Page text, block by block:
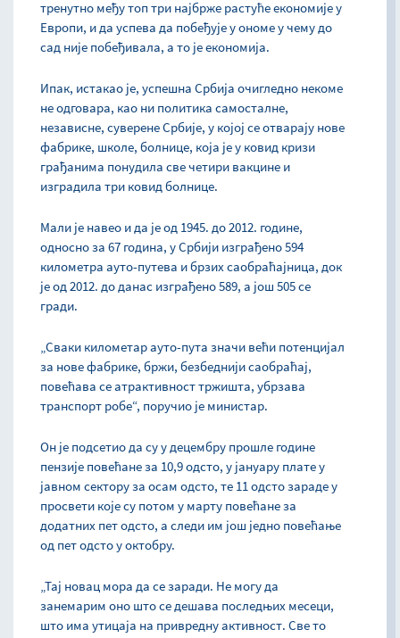
тренутно међу топ три најбрже растуће економије у
Европи, и да успева да побеђује у ономе у чему до
сад није побеђивала, а то је економија.
Ипак, истакао је, успешна Србија очигледно некоме
не одговара, као ни политика самосталне,
независне, суверене Србије, у којој се отварају нове
фабрике, школе, болнице, која је у ковид кризи
грађанима понудила све четири вакцине и
изградила три ковид болнице.
Мали је навео и да је од 1945. до 2012. године,
односно за 67 година, у Србији изграђено 594
километра ауто-путева и брзих саобраћајница, док
је од 2012. до данас изграђено 589, а још 505 се
гради.
„Сваки километар ауто-пута значи већи потенцијал
за нове фабрике, бржи, безбеднији саобраћај,
повећава се атрактивност тржишта, убрзава
транспорт робе“, поручио је министар.
Он је подсетио да су у децембру прошле године
пензије повећане за 10,9 одсто, у јануару плате у
јавном сектору за осам одсто, те 11 одсто зараде у
просвети које су потом у марту повећане за
додатних пет одсто, а следи им још једно повећање
од пет одсто у октобру.
„Тај новац мора да се заради. Не могу да
занемарим оно што се дешава последњих месеци,
што има утицаја на привредну активност. Све то